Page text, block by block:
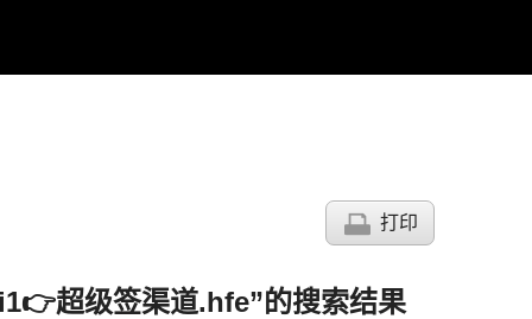
打印
超级签渠道.hfe”的搜索结果